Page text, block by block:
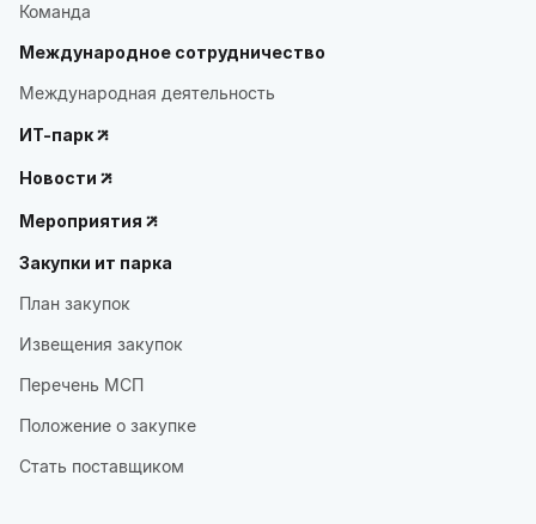
Команда
Международное сотрудничество
Международная деятельность
ИТ-парк
Новости
Мероприятия
Закупки ит парка
План закупок
Извещения закупок
Перечень МСП
Положение о закупке
Стать поставщиком